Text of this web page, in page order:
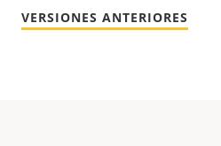
VERSIONES ANTERIORES